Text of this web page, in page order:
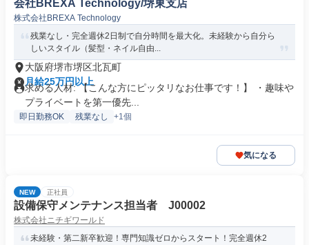
会社BREXA Technology/堺東支店
株式会社BREXA Technology
残業なし・完全週休2日制で自分時間を最大化。未経験から自分ら
しいスタイル（髪型・ネイル自由...
大阪府堺市堺区北瓦町
月給25万円以上
求める人材: 【こんな方にピッタリなお仕事です！】 ・趣味や
プライベートを第一優先...
即日勤務OK 残業なし +1個
気になる
NEW 正社員
設備保守メンテナンス担当者 J00002
株式会社ニチギワールド
未経験・第二新卒歓迎！専門知識ゼロからスタート！完全週休2